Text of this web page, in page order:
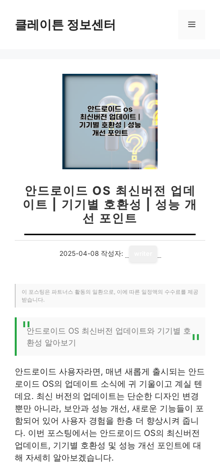
클레이튼 정보센터 메
안드로이드 OS 최신버전 업데
이트 | 기기별 호환성 | 성능 개
선 포인트
2025-04-08 작성자:
이 포스팅은 파트너스 활동의 일환으로, 이에 따른 일정액의 수수료를 제공
받습니다.
안드로이드 OS 최신버전 업데이트와 기기별 호
환성 알아보기
안드로이드 사용자라면, 매년 새롭게 출시되는 안드
로이드 OS의 업데이트 소식에 귀 기울이고 계실 텐
데요. 최신 버전의 업데이트는 단순한 디자인 변경
뿐만 아니라, 보안과 성능 개선, 새로운 기능들이 포
함되어 있어 사용자 경험을 한층 더 향상시켜 줍니
다. 이번 포스팅에서는 안드로이드 OS의 최신버전
업데이트, 기기별 호환성 및 성능 개선 포인트에 대
해 자세히 알아보겠습니다.